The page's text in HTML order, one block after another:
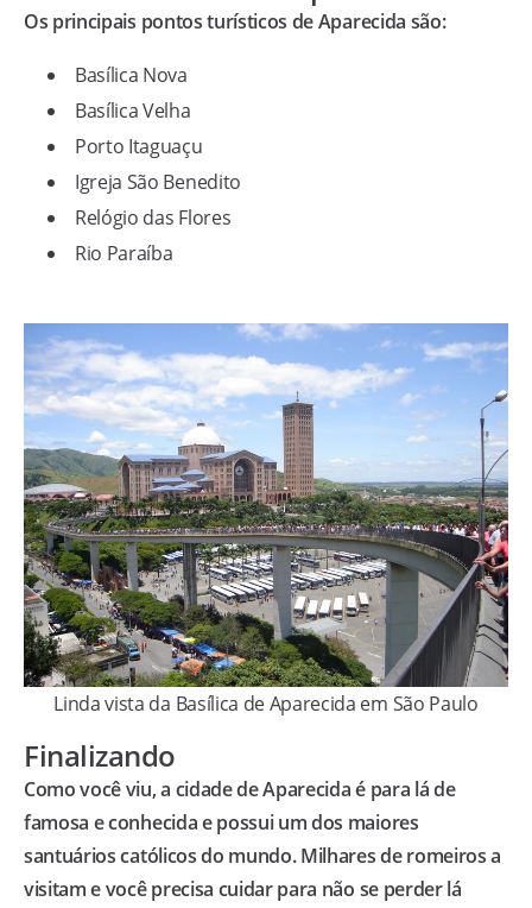
Os principais pontos turísticos de Aparecida são:
Basílica Nova
Basílica Velha
Porto Itaguaçu
Igreja São Benedito
Relógio das Flores
Rio Paraíba
Linda vista da Basílica de Aparecida em São Paulo
Finalizando
Como você viu, a cidade de Aparecida é para lá de
famosa e conhecida e possui um dos maiores
santuários católicos do mundo. Milhares de romeiros a
visitam e você precisa cuidar para não se perder lá